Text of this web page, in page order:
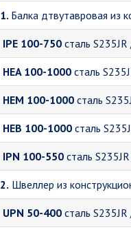
1. Балка дтвутавровая из
IPE 100-750 сталь
HEA 100-1000 сталь
HEM 100-1000 сталь
HEB 100-1000 сталь
IPN 100-550 сталь
2. Швеллер из
UPN 50-400 сталь